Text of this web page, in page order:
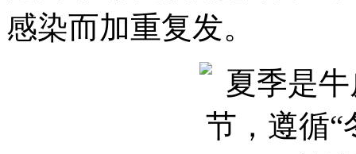
感染而加重复发。